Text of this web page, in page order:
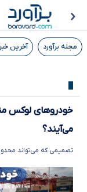
مجله برآورد آخرین
خودروهای لوکس
می‌آیند؟
تصمیمی که می‌تواند